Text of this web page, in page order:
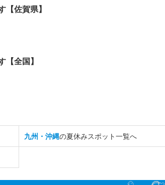
佐賀県】
全国】
九州・沖縄の夏休みスポット一覧へ